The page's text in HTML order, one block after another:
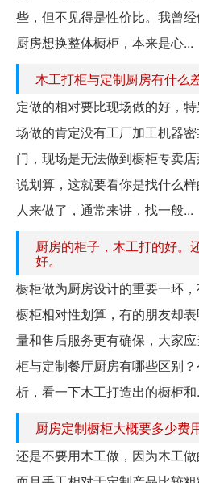
些，但不见得是性价比。我曾
厨房想换整体橱柜，本来是心...
木工打柜与定制厨房有什么
定做的相对要比现场做的好，
场做的肯定没有工厂加工机器
门，现场是无法做到橱柜专卖
说划算，这就要看你是找什么
人来做了，通常来讲，找一般...
厨房的柜子，木工打的好。
好。
橱柜做为厨房设计的重要一环
橱柜相对性划算，有的朋友却
量和售后服务更有确保，大家
柜与定制餐厅厨房有哪些区别
析，看一下木工打造出的橱柜和
厨房定制橱柜大概要多少费
还是不要用木工做，因为木工